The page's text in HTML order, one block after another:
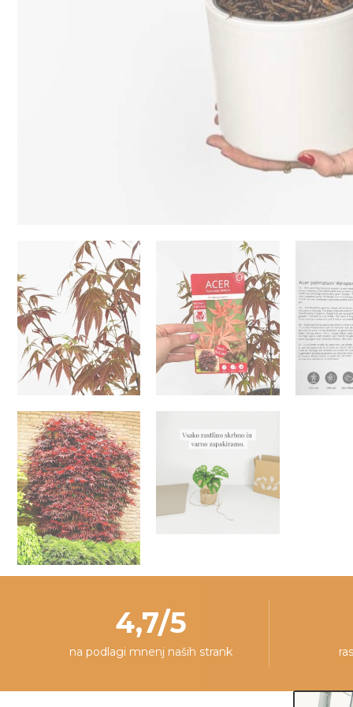
4,7/5
na podlagi mnenj naših strank